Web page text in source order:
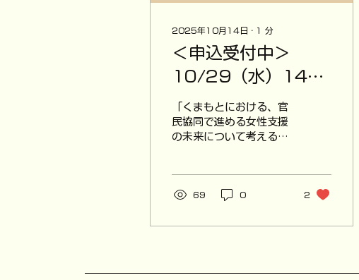
2025年10月14日 ∙ 1 分
＜申込受付中＞
10/29（水）14時
～オンラインセミナ
ー開催
「くまもとにおける、官
民協同で進める女性支援
の未来について考える～
▷日時：2025年10月
▷場所：オンライン配信
69 0 2